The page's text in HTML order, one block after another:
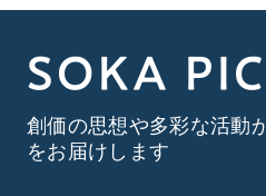
SOKA
創価の思想や多彩な活動
をお届けします